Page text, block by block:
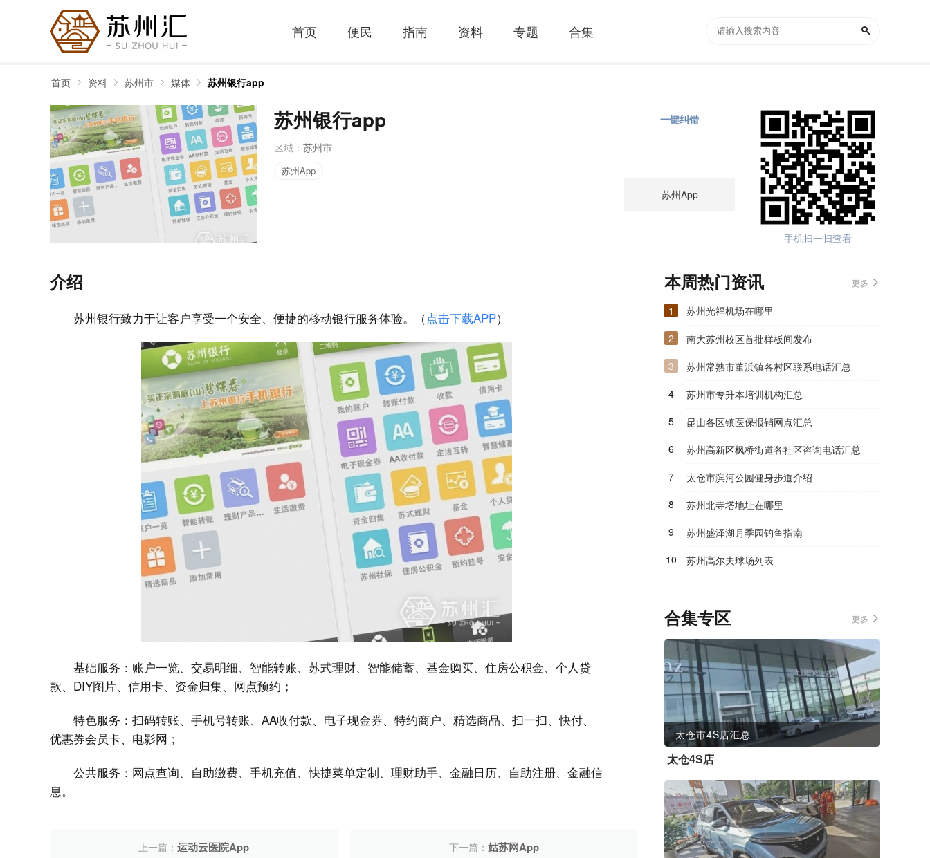
首页 便民 指南 资料 专题 合集
首页 资料 苏州市 媒体 苏州银行app
手机扫一扫查看
苏州银行app
区域： 苏州市
苏州App
苏州App
一键纠错
介绍
苏州银行致力于让客户享受一个安全、便捷的移动银行服务体验。（点击下载APP）
基础服务：账户一览、交易明细、智能转账、苏式理财、智能储蓄、基金购买、住房公积金、个人贷
款、DIY图片、信用卡、资金归集、网点预约；
特色服务：扫码转账、手机号转账、AA收付款、电子现金券、特约商户、精选商品、扫一扫、快付、
优惠券会员卡、电影网；
公共服务：网点查询、自助缴费、手机充值、快捷菜单定制、理财助手、金融日历、自助注册、金融信
息。
上一篇：运动云医院App 下一篇： 姑苏网App​
本周热门资讯 更多
1
苏州光福机场在哪里
2
南大苏州校区首批样板间发布
3
苏州常熟市董浜镇各村区联系电话汇总
4
苏州市专升本培训机构汇总
5
昆山各区镇医保报销网点汇总
6
苏州高新区枫桥街道各社区咨询电话汇总
7
太仓市滨河公园健身步道介绍
8
苏州北寺塔地址在哪里
9
苏州盛泽湖月季园钓鱼指南
10
苏州高尔夫球场列表
合集专区 更多
太仓市4S店汇总
太仓4S店